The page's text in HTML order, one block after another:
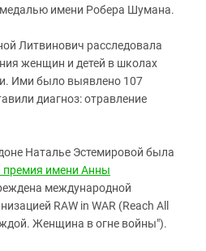
медалью имени Робера Шумана.
Литвинович расследовала
женщин и детей в школах
Ими было выявлено 107
диагноз:отравление
Наталье Эстемировой была
премия имени Анны
международной
RAW in WAR (Reach All
Женщина в огне войны").